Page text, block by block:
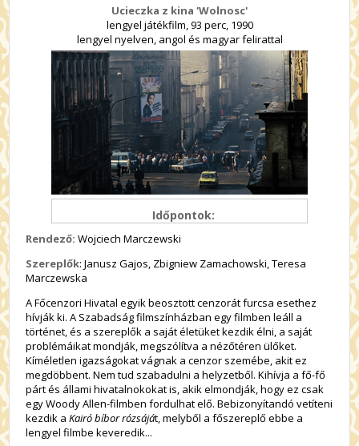
Ucieczka z kina 'Wolnosc'
lengyel játékfilm, 93 perc, 1990
lengyel nyelven, angol és magyar felirattal
Időpontok:
Rendező: Wojciech Marczewski
Szereplők: Janusz Gajos, Zbigniew Zamachowski, Teresa
Marczewska
A Főcenzori Hivatal egyik beosztott cenzorát furcsa esethez
hívják ki. A Szabadság filmszínházban egy filmben leáll a
történet, és a szereplők a saját életüket kezdik élni, a saját
problémáikat mondják, megszólítva a nézőtéren ülőket.
Kíméletlen igazságokat vágnak a cenzor szemébe, akit ez
megdöbbent. Nem tud szabadulni a helyzetből. Kihívja a fő-fő
párt és állami hivatalnokokat is, akik elmondják, hogy ez csak
egy Woody Allen-filmben fordulhat elő. Bebizonyítandó vetíteni
kezdik aKairó bíbor rózsáját, melyből a főszereplő ebbe a
lengyel filmbe keveredik...